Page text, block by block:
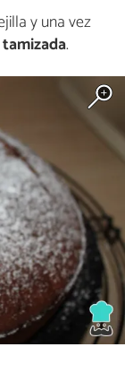
y una vez
tamizada.